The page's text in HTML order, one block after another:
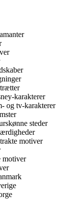
karakterer
og tv-karakterer
steder
motiver
motiver